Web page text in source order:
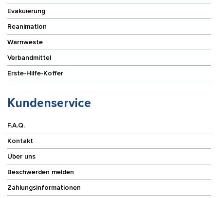
Evakuierung
Reanimation
Warnweste
Verbandmittel
Erste-Hilfe-Koffer
Kundenservice
F.A.Q.
Kontakt
Über uns
Beschwerden melden
Zahlungsinformationen